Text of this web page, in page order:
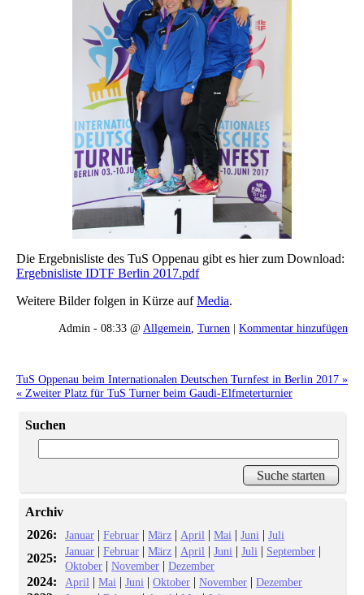
Die Ergebnisliste des TuS Oppenau gibt es hier zum Download:
Ergebnisliste IDTF Berlin 2017.pdf
Weitere Bilder folgen in Kürze aufMedia.
Admin - 08:33 @ Allgemein Turnen | Kommentar hinzufügen
TuS Oppenau beim Internationalen Deutschen Turnfest in Berlin 2017 »
« Zweiter Platz für TuS Turner beim Gaudi-Elfmeterturnier
Suchen
Archiv
2026:
Januar |Februar |März | April |Mai |Juni |Juli
2025: Januar |Februar |März | April |Juni |Juli | September |
Oktober |November |Dezember
2024: April |Mai |Juni |Oktober |November |Dezember